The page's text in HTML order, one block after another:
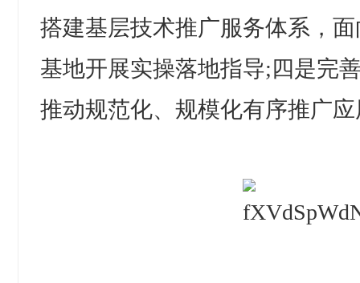
搭建基层技术推广服务体系，
基地开展实操落地指导;四是完
推动规范化、规模化有序推广